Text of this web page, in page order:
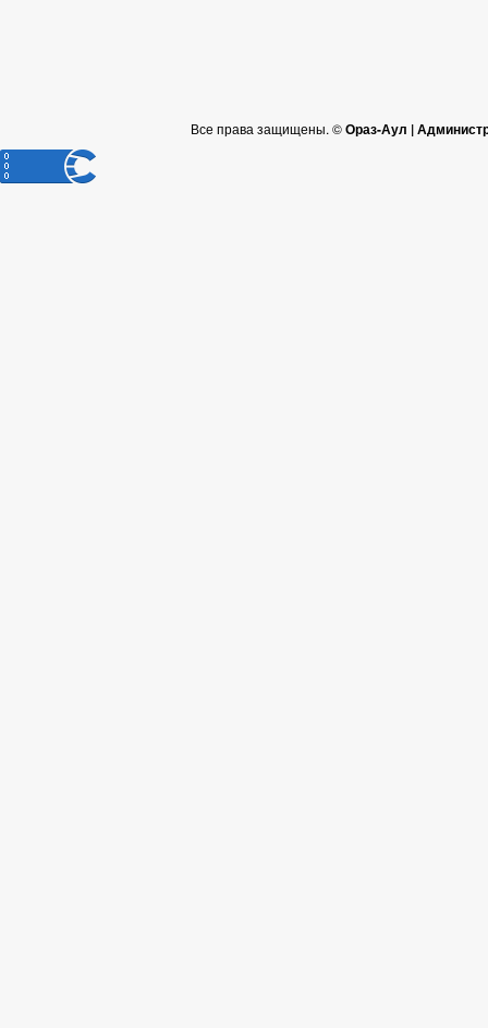
Все права защищены. ©Ораз-Аул |